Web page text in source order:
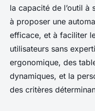
la capacité de l’outil à
à proposer une
efficace, et à faciliter
utilisateurs sans
ergonomique, des
dynamiques, et la
des critères